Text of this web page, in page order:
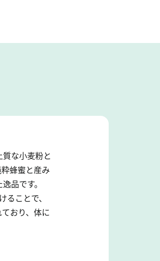
な小麦粉と
蜂蜜と産み
品です。
ことで、
おり、体に